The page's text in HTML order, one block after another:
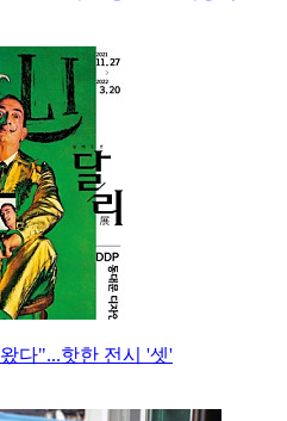
다"...핫한 전시 '셋'